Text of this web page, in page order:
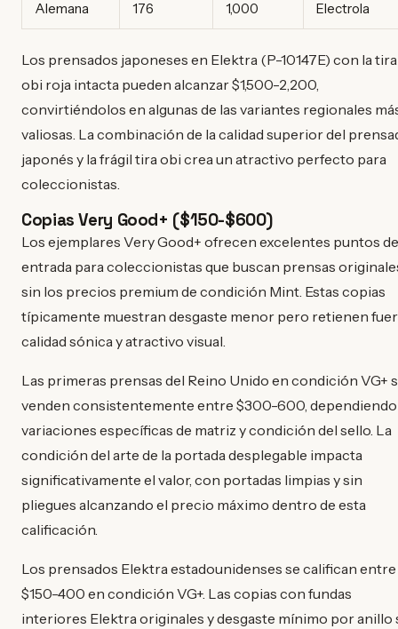
Alemana 176 1,000 Electrola
Los prensados japoneses en Elektra (P-10147E) con la tira
obi roja intacta pueden alcanzar $1,500-2,200,
convirtiéndolos en algunas de las variantes regionales
valiosas. La combinación de la calidad superior del
japonés y la frágil tira obi crea un atractivo perfecto para
coleccionistas.
Copias Very Good+ ($150-$600)
Los ejemplares Very Good+ ofrecen excelentes puntos de
entrada para coleccionistas que buscan prensas
sin los precios premium de condición Mint. Estas copias
típicamente muestran desgaste menor pero retienen
calidad sónica y atractivo visual.
Las primeras prensas del Reino Unido en condición VG+
venden consistentemente entre $300-600,
variaciones específicas de matriz y condición del sello. La
condición del arte de la portada desplegable impacta
significativamente el valor, con portadas limpias y sin
pliegues alcanzando el precio máximo dentro de esta
calificación.
Los prensados Elektra estadounidenses se califican entre
$150-400 en condición VG+. Las copias con fundas
interiores Elektra originales y desgaste mínimo por anillo